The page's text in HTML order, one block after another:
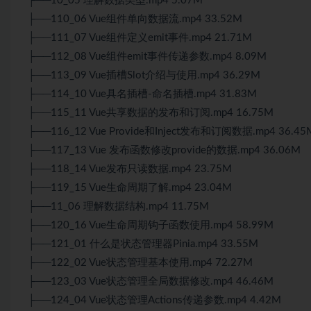
├──110_06 Vue组件单向数据流.mp4 33.52M
├──111_07 Vue组件定义emit事件.mp4 21.71M
├──112_08 Vue组件emit事件传递参数.mp4 8.09M
├──113_09 Vue插槽Slot介绍与使用.mp4 36.29M
├──114_10 Vue具名插槽-命名插槽.mp4 31.83M
├──115_11 Vue共享数据的发布和订阅.mp4 16.75M
├──116_12 Vue Provide和Inject发布和订阅数据.mp4
├──117_13 Vue 发布函数修改provide的数据.mp4 36.06M
├──118_14 Vue发布只读数据.mp4 23.75M
├──119_15 Vue生命周期了解.mp4 23.04M
├──11_06 理解数据结构.mp4 11.75M
├──120_16 Vue生命周期钩子函数使用.mp4 58.99M
├──121_01 什么是状态管理器Pinia.mp4 33.55M
├──122_02 Vue状态管理基本使用.mp4 72.27M
├──123_03 Vue状态管理全局数据修改.mp4 46.46M
├──124_04 Vue状态管理Actions传递参数.mp4 4.42M